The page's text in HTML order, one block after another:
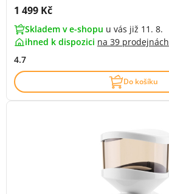
Cena s DPH:
1 499 Kč
Skladem v e-shopu u vás již 11. 8.
ihned k dispozici na 39 prodejnách
4.7
Do košíku